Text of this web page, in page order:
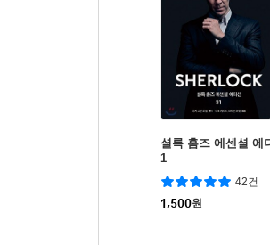
셜록 홈즈 에센셜 에
1
42건
1,500원